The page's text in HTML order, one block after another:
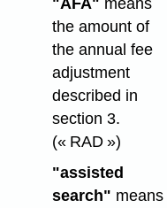
"AFA" means
the amount of
the annual fee
adjustment
described in
section 3.
(« RAD »)
"assisted
search" means